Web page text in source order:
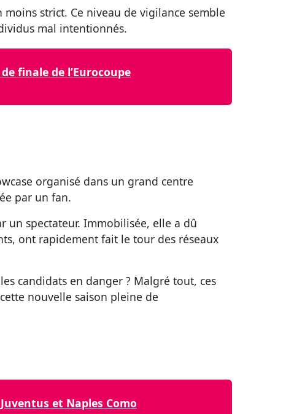
strict. Ce niveau de vigilance semble
mal intentionnés.
finale de l’Eurocoupe
organisé dans un grand centre
par un fan.
un spectateur. Immobilisée, elle a dû
ont rapidement fait le tour des réseaux
candidats en danger ? Malgré tout, ces
nouvelle saison pleine de
et Naples Como